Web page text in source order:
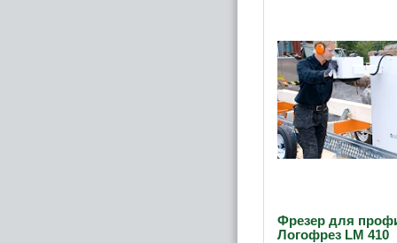
Фрезер для
Логофрез LM 410